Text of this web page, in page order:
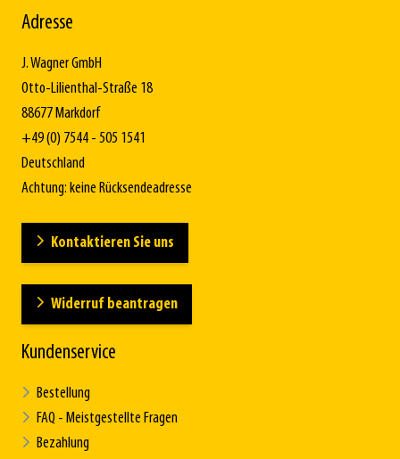
Adresse
J. Wagner GmbH
Otto-Lilienthal-Straße 18
88677 Markdorf
+49 (0) 7544 - 505 1541
Deutschland
Achtung: keine Rücksendeadresse
Kontaktieren Sie uns
Widerruf beantragen
Kundenservice
Bestellung
FAQ - Meistgestellte Fragen
Bezahlung